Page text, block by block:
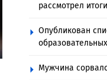
рассмотрел
Опубликован
Мужчина